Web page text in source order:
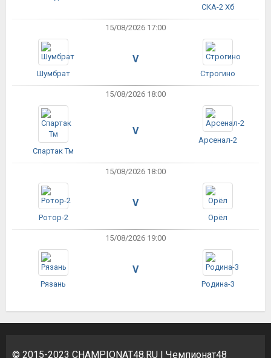
СКА-2 Хб
15/08/2026 17:00
Шумбрат
V
Строгино
15/08/2026 18:00
Спартак Тм
V
Арсенал-2
15/08/2026 18:00
Ротор-2
V
Орёл
15/08/2026 19:00
Рязань
V
Родина-3
© 2015-2023 CHAMPIONAT48.RU | Чемпионат48